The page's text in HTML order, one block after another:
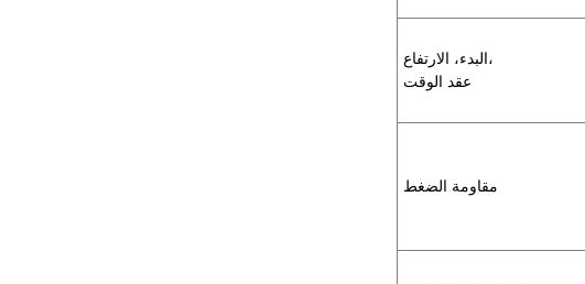
البدء، الارتفاع،
عقد الوقت
مقاومة الضغط